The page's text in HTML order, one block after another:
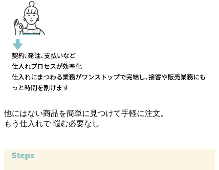
契約、発注、支払いなど
仕入れプロセスが効率化
仕入れにまつわる業務がワンストップで完結し、接客や販売業務にも
っと時間を割けます
他にはない商品を簡単に見つけて手軽に注文。
もう仕入れで悩む必要なし
Steps